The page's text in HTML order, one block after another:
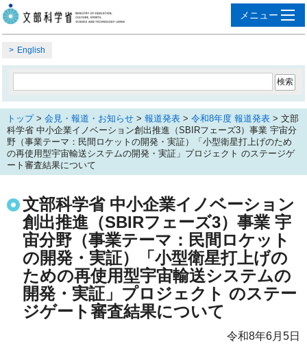
English
トップ> 会見・報道・お知らせ > 報道発表 > 令和8年度 報道発表 > 文部
科学省 中小企業イノベーション創出推進（SBIRフェーズ3）事業 宇宙分
野（事業テーマ：民間ロケットの開発・実証）「小型衛星打上げのため
の再使用型宇宙輸送システムの開発・実証」プロジェクト のステージゲ
ート審査結果について
文部科学省 中小企業イノベーション
創出推進（SBIRフェーズ3）事業 宇
宙分野（事業テーマ：民間ロケット
の開発・実証）「小型衛星打上げの
ための再使用型宇宙輸送システムの
開発・実証」プロジェクト のステー
ジゲート審査結果について
令和8年6月5日